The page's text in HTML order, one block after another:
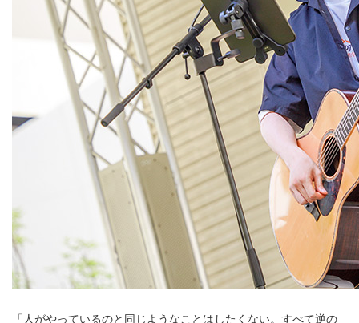
「人がやっているのと同じようなことはしたくない。すべて逆の